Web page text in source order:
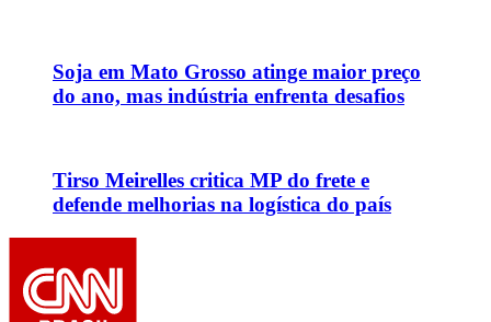
Soja em Mato Grosso atinge maior preço
do ano, mas indústria enfrenta desafios
Tirso Meirelles critica MP do frete e
defende melhorias na logística do país